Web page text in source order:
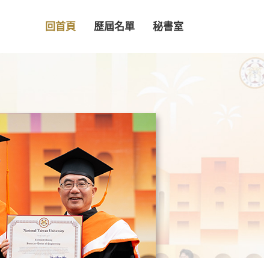
回首頁 歷屆名單 秘書室